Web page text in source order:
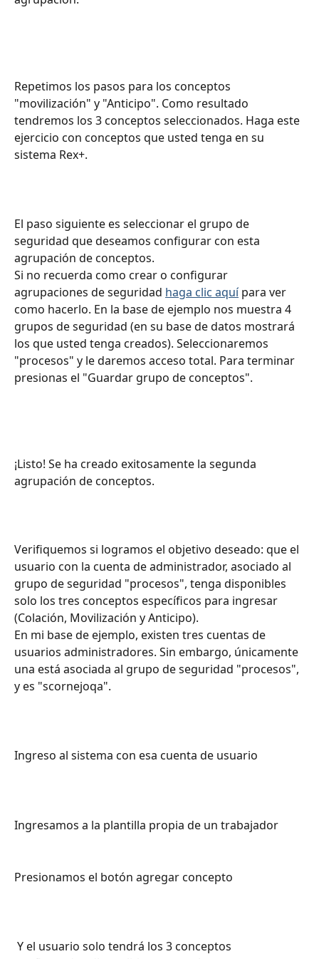
Repetimos los pasos para los conceptos
"movilización" y "Anticipo". Como resultado
tendremos los 3 conceptos seleccionados. Haga este
ejercicio con conceptos que usted tenga en su
sistema Rex+.
El paso siguiente es seleccionar el grupo de
seguridad que deseamos configurar con esta
agrupación de conceptos.
Si no recuerda como crear o configurar
agrupaciones de seguridad haga clic aquí para ver
como hacerlo. En la base de ejemplo nos muestra 4
grupos de seguridad (en su base de datos mostrará
los que usted tenga creados). Seleccionaremos
"procesos" y le daremos acceso total. Para terminar
presionas el "Guardar grupo de conceptos".
¡Listo! Se ha creado exitosamente la segunda
agrupación de conceptos.
Verifiquemos si logramos el objetivo deseado: que el
usuario con la cuenta de administrador, asociado al
grupo de seguridad "procesos", tenga disponibles
solo los tres conceptos específicos para ingresar
(Colación, Movilización y Anticipo).
En mi base de ejemplo, existen tres cuentas de
usuarios administradores. Sin embargo, únicamente
una está asociada al grupo de seguridad "procesos",
y es "scornejoqa".
Ingreso al sistema con esa cuenta de usuario
Ingresamos a la plantilla propia de un trabajador
Presionamos el botón agregar concepto